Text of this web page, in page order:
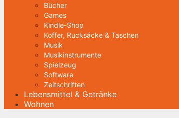
Bücher
Games
Kindle-Shop
Koffer, Rucksäcke & Taschen
Musik
Musikinstrumente
Spielzeug
Software
Zeitschriften
Lebensmittel & Getränke
Wohnen